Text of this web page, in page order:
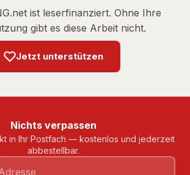
ist leserfinanziert. Ohne Ihre
gibt es diese Arbeit nicht.
Jetzt unterstützen
Nichts verpassen
in Ihr Postfach — kostenlos und jederzeit
abbestellbar.